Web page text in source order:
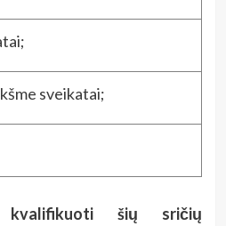
sveikatai;
kvalifikuoti šių sričių